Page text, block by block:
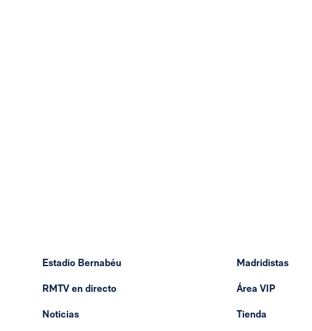
Estadio Bernabéu
RMTV en directo
Noticias
Madridistas
Área VIP
Tienda